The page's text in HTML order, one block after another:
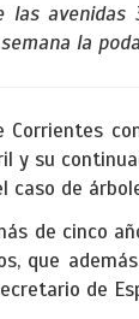
las
la
Corrientes
y su
caso de
de cinco
que
de